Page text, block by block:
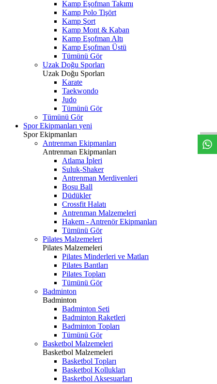
Kamp Eşofman Takımı
Kamp Polo Tişört
Kamp Şort
Kamp Mont & Kaban
Kamp Eşofman Altı
Kamp Eşofman Üstü
Tümünü Gör
Uzak Doğu Sporları
Uzak Doğu Sporları
Karate
Taekwondo
Judo
Tümünü Gör
Tümünü Gör
Spor Ekipmanları yeni
Spor Ekipmanları
Antrenman Ekipmanları
Antrenman Ekipmanları
Atlama İpleri
Suluk-Shaker
Antrenman Merdivenleri
Bosu Ball
Düdükler
Crossfit Halatı
Antrenman Malzemeleri
Hakem - Antrenör Ekipmanları
Tümünü Gör
Pilates Malzemeleri
Pilates Malzemeleri
Pilates Minderleri ve Matları
Pilates Bantları
Pilates Topları
Tümünü Gör
Badminton
Badminton
Badminton Seti
Badminton Raketleri
Badminton Topları
Tümünü Gör
Basketbol Malzemeleri
Basketbol Malzemeleri
Basketbol Topları
Basketbol Kollukları
Basketbol Aksesuarları